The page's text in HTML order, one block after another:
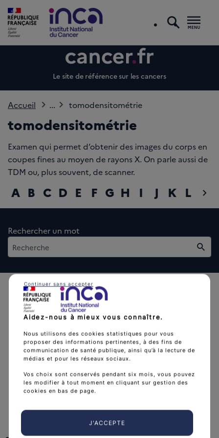
Le site de référence sur les cancers
Accueil ... tomodensitométrie
tomodensitométrie
Examen qui permet d’obtenir des images du corps en
coupes fines au moyen de rayons X. On parle aussi de
TDM ou, plus souvent, de scanner.
chevron_right
A B C D E F G H I J K L M
Rechercher un mot
L'Institut national du cancer est l’agence d'expertise
sanitaire et scientifique en cancérologie de l’État.
Découvrir l’Institut arrow_forward
Nous suivre
Aidez-nous à mieux vous connaître.
Nous utilisons des cookies statistiques pour vous
proposer des informations pertinentes, à des fins de
communication de santé publique, ainsi qu’à la lecture de
médias et pour les réseaux sociaux.
Vos choix sont conservés pendant six mois, vous pouvez
les modifier à tout moment en cliquant sur gestion des
cookies en bas de page.
J'ACCEPTE
Continuer sans accepter